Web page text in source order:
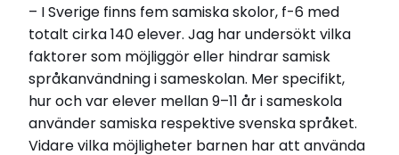
och samisk utbildning i Sverige: Ideologier,
implementering och rum för samisk
språkanvändning
Relaterade länkar
Läs avhandling
– I Sverige finns fem samiska skolor, f-6 med
totalt cirka 140 elever. Jag har undersökt vilka
faktorer som möjliggör eller hindrar samisk
språkanvändning i sameskolan. Mer specifikt,
hur och var elever mellan 9–11 år i sameskola
använder samiska respektive svenska språket.
Vidare vilka möjligheter barnen har att använda